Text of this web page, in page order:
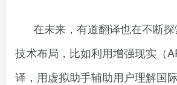
在未来，有道翻译也在不断
技术布局，比如利用增强现实（
译，用虚拟助手辅助用户理解国